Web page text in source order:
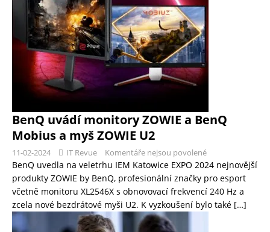
BenQ uvádí monitory ZOWIE a BenQ
Mobius a myš ZOWIE U2
11-02-2024 IT Revue Komentáře nejsou povolené
BenQ uvedla na veletrhu IEM Katowice EXPO 2024 nejnovější
produkty ZOWIE by BenQ, profesionální značky pro esport
včetně monitoru XL2546X s obnovovací frekvencí 240 Hz a
zcela nové bezdrátové myši U2. K vyzkoušení bylo také […]